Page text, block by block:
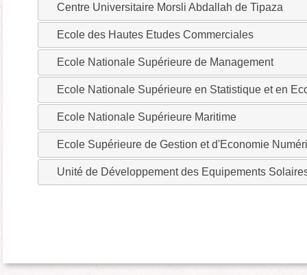
Centre Universitaire Morsli Abdallah de Tipaza
Ecole des Hautes Etudes Commerciales
Ecole Nationale Supérieure de Management
Ecole Nationale Supérieure en Statistique et en
Ecole Nationale Supérieure Maritime
Ecole Supérieure de Gestion et d'Economie
Unité de Développement des Equipements